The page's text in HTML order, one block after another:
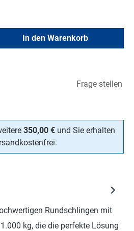
den gewünschten
In den Warenkorb
Frage stellen
350,00 € und Sie erhalten
Rundschlingen mit
kg, die die perfekte Lösung